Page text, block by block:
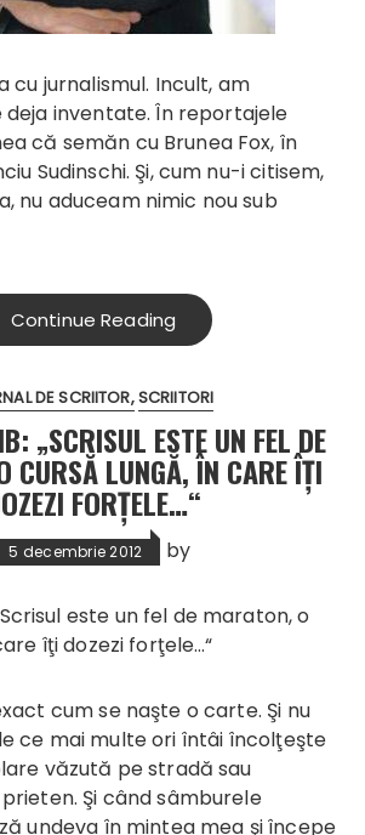
inventate. În reportajele
că semăn cu Brunea Fox, în
Sudinschi. Şi, cum nu-i citisem,
nu aduceam nimic nou sub
Continue Reading
DE SCRIITOR SCRIITORI
„SCRISUL ESTE UN FEL DE
CURSĂ LUNGĂ, ÎN CARE ÎŢI
FORŢELE…“
5 decembrie 2012 by
ce mai multe ori întâi încolţeşte
văzută pe stradă sau
Şi când sâmburele
undeva în mintea mea şi începe